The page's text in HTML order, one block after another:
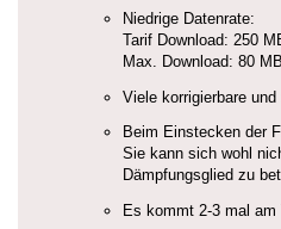
Niedrige Datenrate:
Tarif Download: 250
Max. Download: 80
Viele korrigierbare
Beim Einstecken der
Sie kann sich wohl
Dämpfungsglied zu
Es kommt 2-3 mal